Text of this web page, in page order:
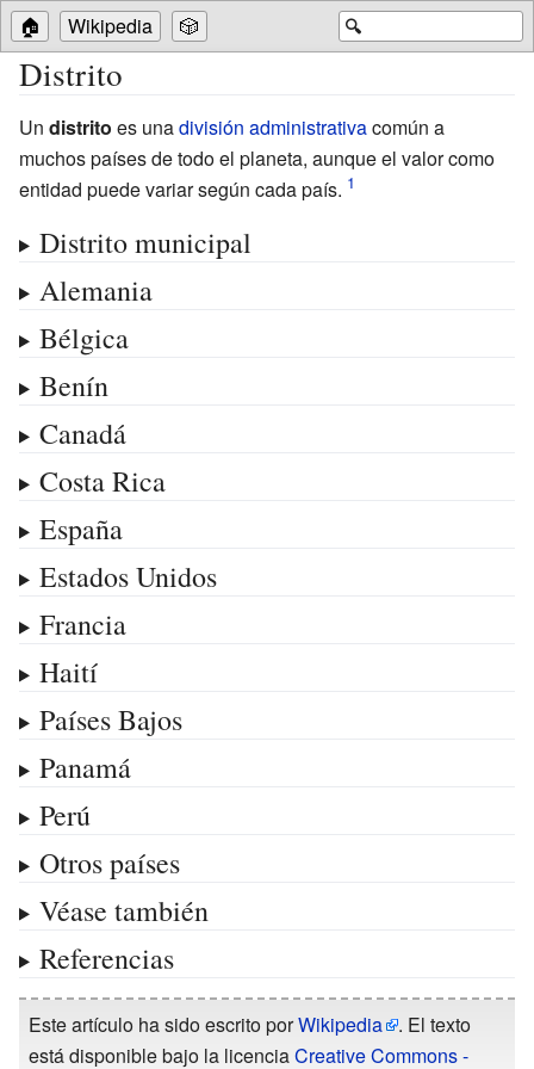
🔍
🏠 Wikipedia 🎲
Distrito
Un distrito es unadivisión administrativacomún a
muchos países de todo el planeta, aunque el valor como
entidad puede variar según cada país.
Distrito municipal
Alemania
Bélgica
Benín
Canadá
Costa Rica
España
Estados Unidos
Francia
Haití
Países Bajos
Panamá
Perú
Otros países
Véase también
Referencias
Este artículo ha sido escrito porWikipedia
. El texto
está disponible bajo la licenciaCreative Commons -